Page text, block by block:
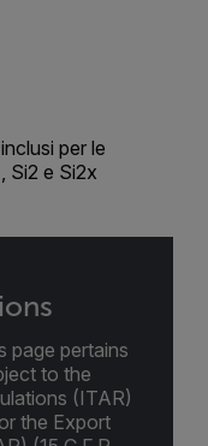
per le
Si2 e Si2x
page pertains
to the
(ITAR)
the Export